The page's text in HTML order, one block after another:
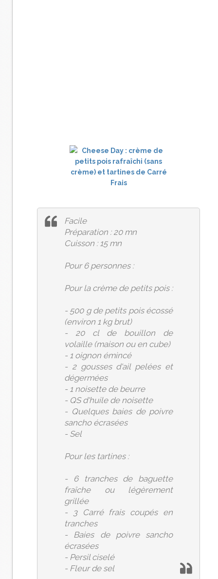
Facile
Préparation : 20 mn
Cuisson : 15 mn
Pour 6 personnes :
Pour la crème de petits pois :
- 500 g de petits pois écossé
(environ 1 kg brut)
- 20 cl de bouillon de
volaille (maison ou en cube)
- 1 oignon émincé
- 2 gousses d'ail pelées et
dégermées
- 1 noisette de beurre
- QS d'huile de noisette
- Quelques baies de poivre
sancho écrasées
- Sel
Pour les tartines :
- 6 tranches de baguette
fraîche ou légèrement
grillée
- 3 Carré frais coupés en
tranches
- Baies de poivre sancho
écrasées
- Persil ciselé
- Fleur de sel